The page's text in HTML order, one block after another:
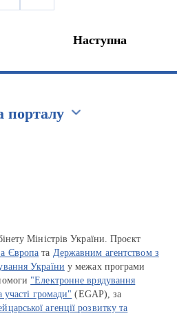
Наступна
порталу
Міністрів України. Проєкт
Європа та Державним агентством з
України у межах програми
"Електронне врядування
участі громади" (EGAP), за
агенції розвитку та